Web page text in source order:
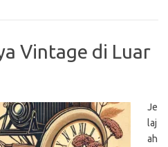
Vintage di Luar
Je
laj
ah